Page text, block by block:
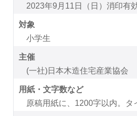
2023年9月11日（日）消印有
対象
小学生
主催
(一社)日本木造住宅産業協会
用紙・文字数など
原稿用紙に、1200字以内。タ